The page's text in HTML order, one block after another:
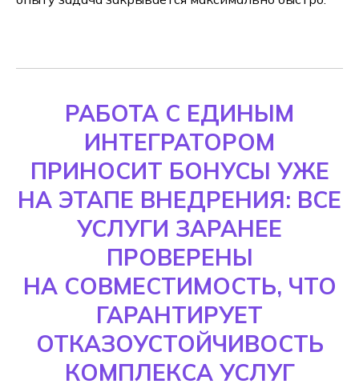
РАБОТА С ЕДИНЫМ
ИНТЕГРАТОРОМ
ПРИНОСИТ БОНУСЫ УЖЕ
НА ЭТАПЕ ВНЕДРЕНИЯ: ВСЕ
УСЛУГИ ЗАРАНЕЕ
ПРОВЕРЕНЫ
НА СОВМЕСТИМОСТЬ, ЧТО
ГАРАНТИРУЕТ
ОТКАЗОУСТОЙЧИВОСТЬ
КОМПЛЕКСА УСЛУГ